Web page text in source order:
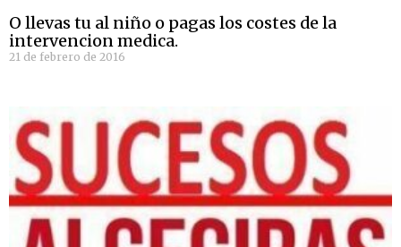
O llevas tu al niño o pagas los costes de la
intervencion medica.
21 de febrero de 2016